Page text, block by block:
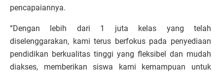
pencapaiannya.
“Dengan lebih dari 1 juta kelas yang telah
diselenggarakan, kami terus berfokus pada penyediaan
pendidikan berkualitas tinggi yang fleksibel dan mudah
diakses, memberikan siswa kami kemampuan untuk